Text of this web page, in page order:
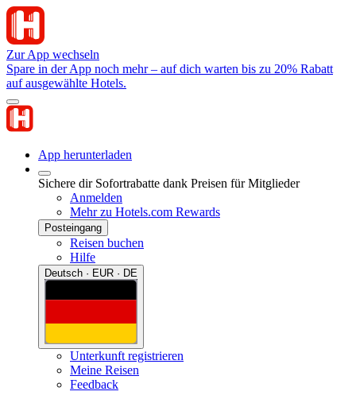
Zur App wechseln
Spare in der App noch mehr – auf dich warten bis zu 20% Rabatt
auf ausgewählte Hotels.
App herunterladen
Sichere dir Sofortrabatte dank Preisen für Mitglieder
Anmelden
Mehr zu Hotels.com Rewards
Posteingang
Reisen buchen
Hilfe
Deutsch · EUR · DE
Unterkunft registrieren
Meine Reisen
Feedback